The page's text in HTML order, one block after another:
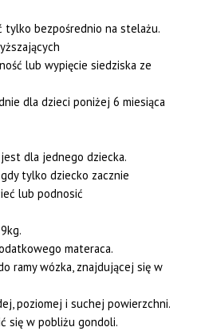
tylko bezpośrednio na stelażu.
lub wypięcie siedziska ze
dla dzieci poniżej 6 miesiąca
dla jednego dziecka.
tylko dziecko zacznie
lub podnosić
materaca.
ramy wózka, znajdującej się w
poziomej i suchej powierzchni.
się w pobliżu gondoli.